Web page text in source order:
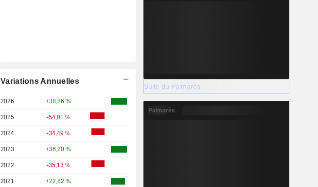
Capi.($)
Variations Annuelles
2026 +38,86 %
2025 -54,01 %
2024 -34,49 %
2023 +36,20 %
2022 -35,13 %
2021 +22,82 %
Suite du Palmarès
Palmarès